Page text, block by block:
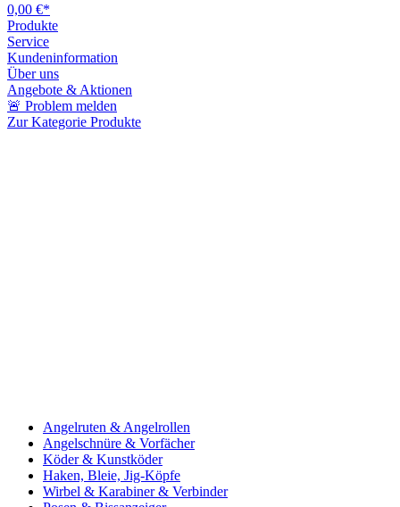
0,00 €*
Produkte
Service
Kundeninformation
Über uns
Angebote & Aktionen
🚨 Problem melden
Zur Kategorie Produkte
Angelruten & Angelrollen
Angelschnüre & Vorfächer
Köder & Kunstköder
Haken, Bleie, Jig-Köpfe
Wirbel & Karabiner & Verbinder